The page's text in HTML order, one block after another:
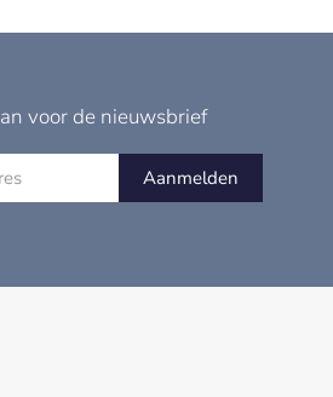
voor de nieuwsbrief
Aanmelden